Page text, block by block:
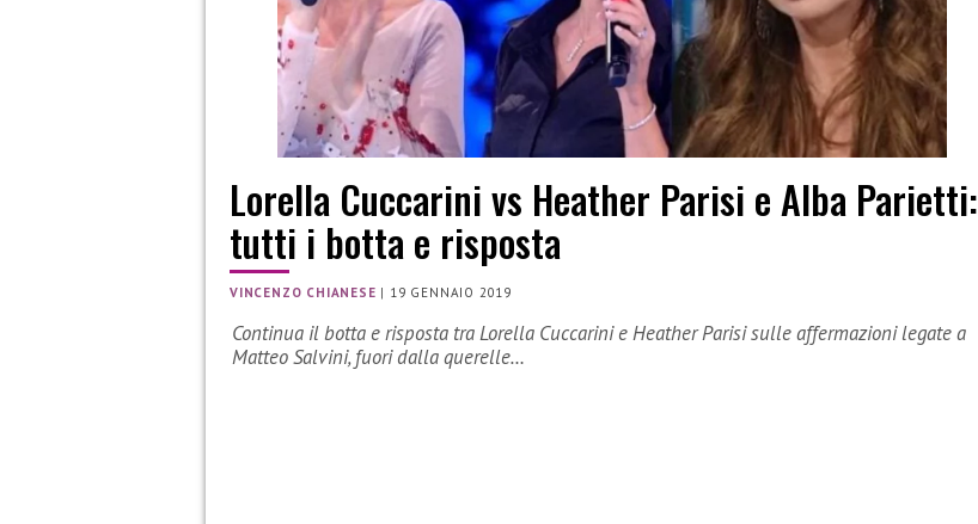
Lorella Cuccarini vs Heather Parisi e Alba Parietti:
tutti i botta e risposta
VINCENZO CHIANESE | 19 GENNAIO 2019
Continua il botta e risposta tra Lorella Cuccarini e Heather Parisi sulle affermazioni legate a
Matteo Salvini, fuori dalla querelle…